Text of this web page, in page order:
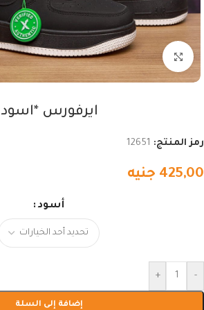
اضغط للتكبير
ايرفورس *اسود
رمز المنتج: 12651
425,00 جنيه
أسود
-
+
إضافة إلى السلة